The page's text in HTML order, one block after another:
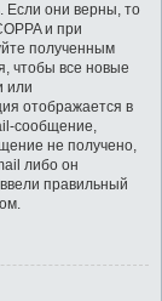
Если они верны, то
и при
полученным
чтобы все новые
или
отображается в
сообщение,
не получено,
либо он
правильный